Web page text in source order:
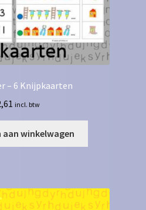
– 6 Knijpkaarten
incl. btw
aan winkelwagen